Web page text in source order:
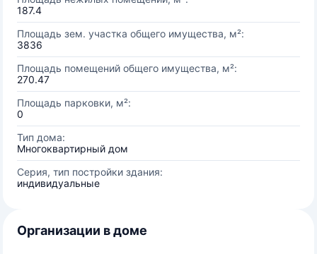
187.4
Площадь зем. участка общего имущества, м²:
3836
Площадь помещений общего имущества, м²:
270.47
Площадь парковки, м²:
0
Тип дома:
Многоквартирный дом
Серия, тип постройки здания:
индивидуальные
Организации в доме